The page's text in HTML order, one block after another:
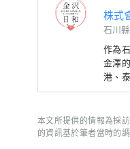
株式
石川縣
作為
金澤
港、
本文所提供的情報為採
的資訊基於筆者當時的